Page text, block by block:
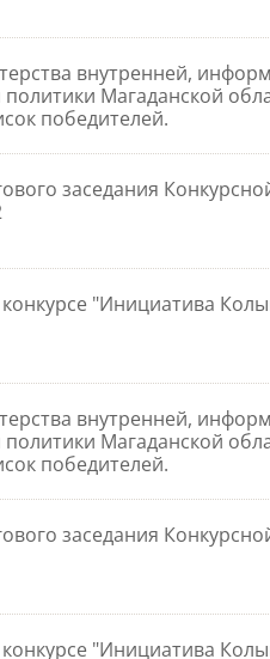
внутренней,
Магаданской
победителей.
заседания
"Инициатива
внутренней,
Магаданской
победителей.
заседания
"Инициатива